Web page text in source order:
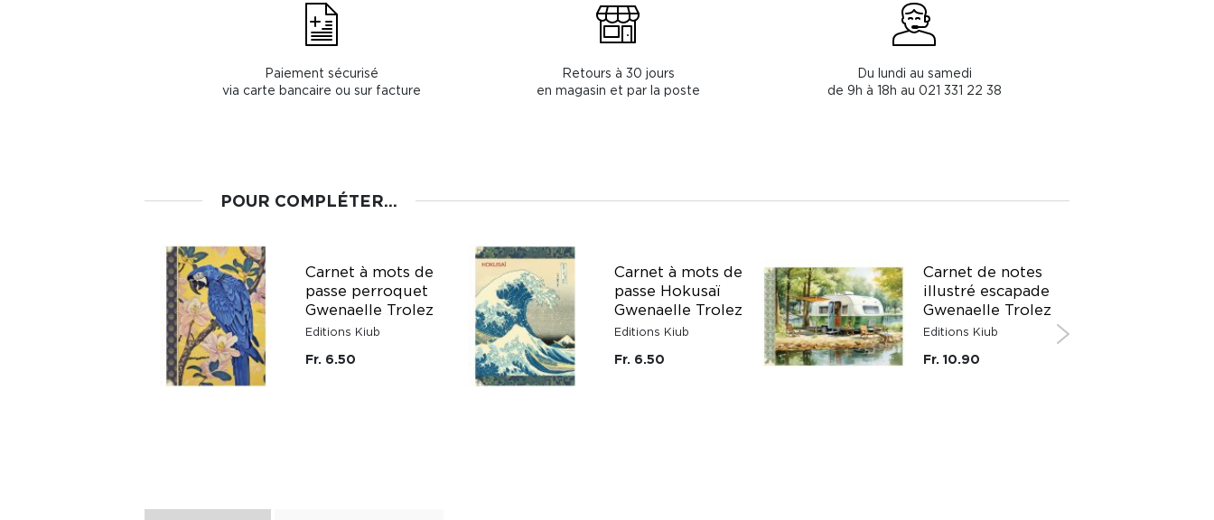
Paiement sécurisé
via carte bancaire ou sur facture
Retours à 30 jours
en magasin et par la poste
Du lundi au samedi
de 9h à 18h au 021 331 22 38
POUR COMPLÉTER...
Carnet à mots de
passe perroquet
Gwenaelle Trolez
Editions Kiub
Fr. 6.50
Carnet à mots de
passe Hokusaï
Gwenaelle Trolez
Editions Kiub
Fr. 6.50
Carnet de notes
illustré escapade
Gwenaelle Trolez
Editions Kiub
Fr. 10.90